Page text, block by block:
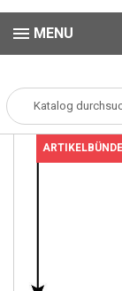
MENU
Popper Poppers